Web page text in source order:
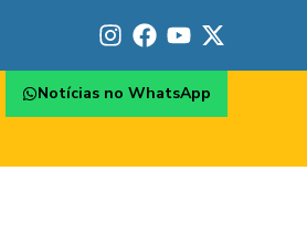
Notícias no WhatsApp